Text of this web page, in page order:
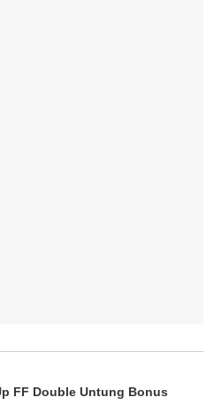
FF Double Untung Bonus